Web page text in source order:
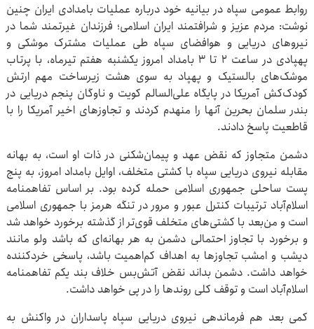
روابط عمومی سپاه در بیانیه خود درباره عملیات بامدادی ایران چنین
نوشت: مردم عزیز و شرافتمند ایران اسلامی؛ فرزندان غیرتمند شما در
نیروهای دریایی و هوافضای سپاه طی عملیات مشترک موشکی و
پهپادی در ساعت ۲ تا ۳ بامداد امروز یکشنبه هفتم تیرماه، با پرتاب
موشک‌های بالستیک و پهپاد به سوی هشت زیرساخت مهم ارتش
کودک‌کش آمریکا در پایگاه علی‌السالم کویت و ناوگان پنجم دریایی در
بندر سلمان بحرین آنها را منهدم کردند و تجاوزهای اخیر آمریکا را با
قاطعیت پاسخ دادند.
دشمن متجاوز که نقض عهد و پیمان‌شکنی در ذات او است، به بهانه
مقابله نیروی دریایی سپاه با کشتی متخلف، اوایل بامداد امروز، به پنج
پست ساحلی جمهوری اسلامی حمله کرده بود. بر اساس تفاهمنامه
اسلام‌آباد ترتیبات کنترل عبور و مرور در تنگه هرمز با جمهوری اسلامی
است و من‌بعد با کشتی‌های متخلف قوی‌تر از گذشته برخورد خواهد شد
و برخورد با تجاوز احتمالی دشمن به هر بهانه‌ای که باشد ولو مانند
دیشب و امشب تجاوزها به اهداف کم‌اهمیت باشد، پاسخی خردکننده
خواهد داشت. دشمن بداند نقض آتش‌بس خلاف بند یکم تفاهمنامه
اسلام‌آباد است و توقف کلی روندها را در پی خواهد داشت.
کمی بعد هم فرماندهی نیروی دریایی سپاه پاسداران در واکنش به